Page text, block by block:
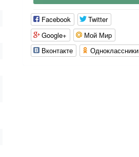
Facebook
Twitter
Google+
Мой Мир
Вконтакте
Одноклассники